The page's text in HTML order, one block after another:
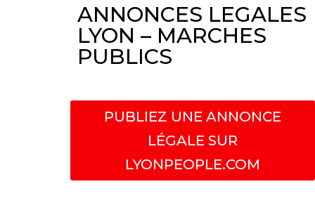
ANNONCES LEGALES
LYON – MARCHES
PUBLICS
PUBLIEZ UNE ANNONCE
LÉGALE SUR
LYONPEOPLE.COM